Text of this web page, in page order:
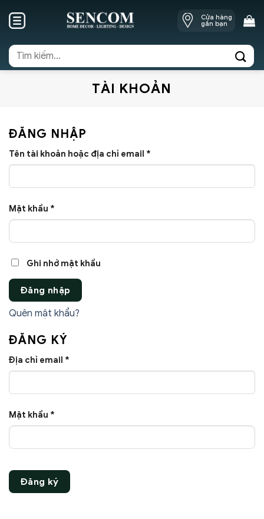
Cửa hàng
gần bạn
Tìm
kiếm:
TÀI KHOẢN
ĐĂNG NHẬP
Tên tài khoản hoặc địa chỉ email *
buộc
Mật khẩu *
buộc
Ghi nhớ mật khẩu
Đăng nhập
Quên mật khẩu?
ĐĂNG KÝ
Địa chỉ email *
buộc
Mật khẩu *
buộc
Đăng ký